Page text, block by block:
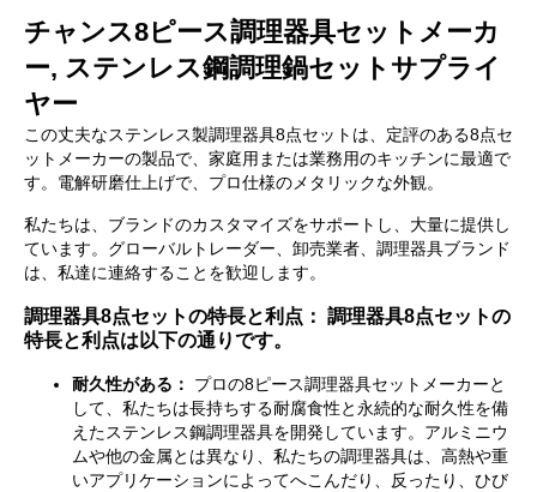
チャンス8ピース調理器具セットメーカ
ー, ステンレス鋼調理鍋セットサプライ
ヤー
この丈夫なステンレス製調理器具8点セットは、定評のある8点セ
ットメーカーの製品で、家庭用または業務用のキッチンに最適で
す。電解研磨仕上げで、プロ仕様のメタリックな外観。
私たちは、ブランドのカスタマイズをサポートし、大量に提供し
ています。グローバルトレーダー、卸売業者、調理器具ブランド
は、私達に連絡することを歓迎します。
調理器具8点セットの特長と利点： 調理器具8点セットの
特長と利点は以下の通りです。
耐久性がある：
プロの8ピース調理器具セットメーカーと
して、私たちは長持ちする耐腐食性と永続的な耐久性を備
えたステンレス鋼調理器具を開発しています。アルミニウ
ムや他の金属とは異なり、私たちの調理器具は、高熱や重
いアプリケーションによってへこんだり、反ったり、ひび